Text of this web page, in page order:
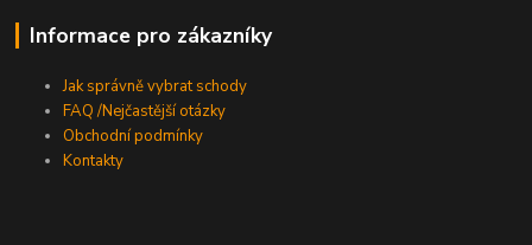
Informace pro zákazníky
Jak správně vybrat schody
FAQ /Nejčastější otázky
Obchodní podmínky
Kontakty